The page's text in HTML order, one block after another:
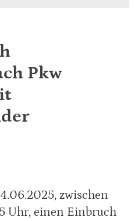
Pkw
zwischen
Uhr, einen Einbruch